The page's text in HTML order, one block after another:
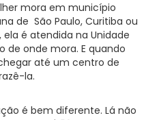
mora em município
de São Paulo, Curitiba ou
ela é atendida na Unidade
de onde mora. E quando
até um centro de
la.
é bem diferente. Lá não